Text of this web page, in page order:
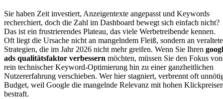
Sie haben Zeit investiert, Anzeigentexte angepasst und Keywords
recherchiert, doch die Zahl im Dashboard bewegt sich einfach nicht?
Das ist ein frustrierendes Plateau, das viele Werbetreibende kennen.
Oft liegt die Ursache nicht an mangelndem Fleiß, sondern an
Strategien, die im Jahr 2026 nicht mehr greifen. Wenn Sie Ihren
ads qualitätsfaktor verbessern möchten, müssen Sie den Fokus von
rein technischer Keyword-Optimierung hin zu einer ganzheitlichen
Nutzererfahrung verschieben. Wer hier stagniert, verbrennt oft
Budget, weil Google die mangelnde Relevanz mit hohen
bestraft.